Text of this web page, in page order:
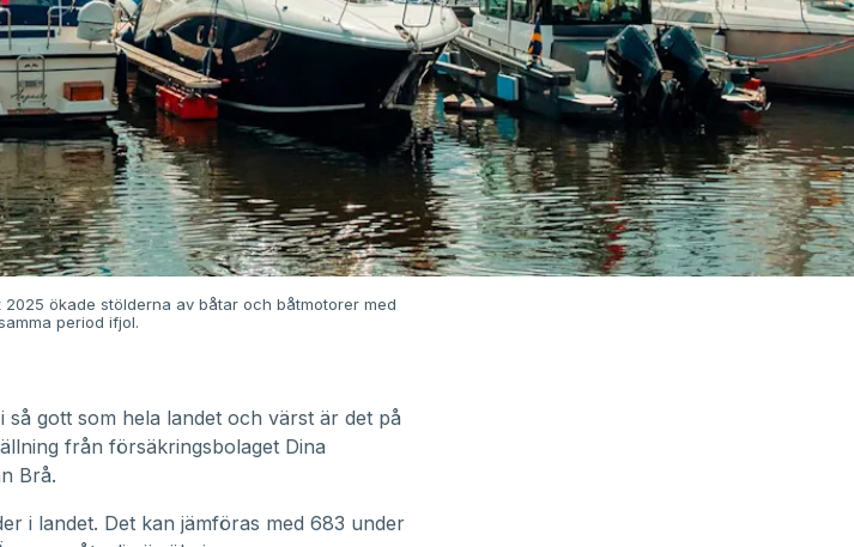
ökade stölderna av båtar och båtmotorer med
period ifjol.
gott som hela landet och värst är det på
från försäkringsbolaget Dina
Brå.
i landet. Det kan jämföras med 683 under